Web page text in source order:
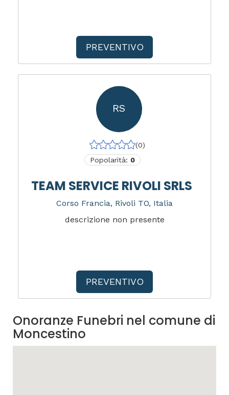
PREVENTIVO
RS
(0)
Popolarità: 0
TEAM SERVICE RIVOLI SRLS
Corso Francia, Rivoli TO, Italia
descrizione non presente
PREVENTIVO
Onoranze Funebri nel comune di
Moncestino